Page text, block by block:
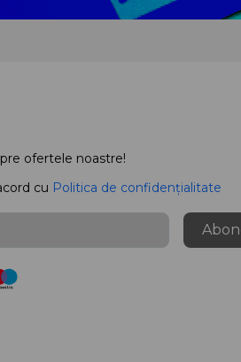
ofertele noastre!
cu Politica de confidențialitate